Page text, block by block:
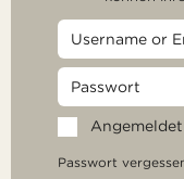
Passwort